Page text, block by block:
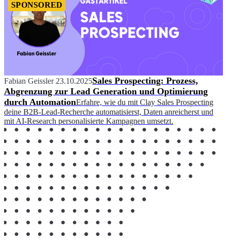
SPONSORED
Fabian Geissler 23.10.2025Sales Prospecting: Prozess,
Abgrenzung zur Lead Generation und Optimierung
durch AutomationErfahre, wie du mit Clay Sales Prospecting
deine B2B-Lead-Recherche automatisierst, Daten anreicherst und
mit AI-Research personalisierte Kampagnen umsetzt.